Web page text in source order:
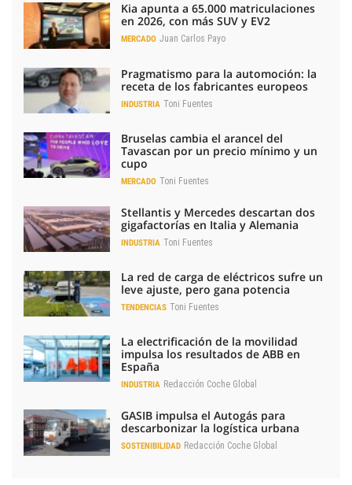
Kia apunta a 65.000 matriculaciones
en 2026, con más SUV y EV2
MERCADO Juan Carlos Payo
Pragmatismo para la automoción: la
receta de los fabricantes europeos
INDUSTRIA Toni Fuentes
Bruselas cambia el arancel del
Tavascan por un precio mínimo y un
cupo
MERCADO Toni Fuentes
Stellantis y Mercedes descartan dos
gigafactorías en Italia y Alemania
INDUSTRIA Toni Fuentes
La red de carga de eléctricos sufre un
leve ajuste, pero gana potencia
TENDENCIAS Toni Fuentes
La electrificación de la movilidad
impulsa los resultados de ABB en
España
INDUSTRIA Redacción Coche Global
GASIB impulsa el Autogás para
descarbonizar la logística urbana
SOSTENIBILIDAD Redacción Coche Global